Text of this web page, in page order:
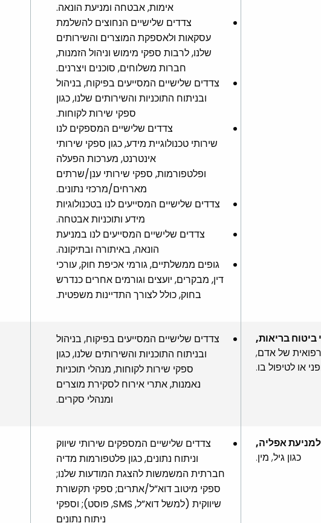
אימות, אבטחה ומניעת הונאה.
צדדים שלישיים הנחוצים להשלמת
עסקאות ולאספקת המוצרים והשירותים
שלנו, לרבות ספקי מימוש וניהול הזמנות,
חברות משלוחים, סוכנים ויצרנים.
צדדים שלישיים המסייעים בפיקוח, בניהול
ובניתוח התוכניות והשירותים שלנו, כגון
ספקי שירות לקוחות.
צדדים שלישיים המספקים לנו
שירותי טכנולוגיית מידע, כגון ספקי שירותי
אינטרנט, מערכות הפעלה
ופלטפורמות, ספקי שירותי ענן/שרתים
מארחים/מרכזי נתונים.
צדדים שלישיים המסייעים לנו בטכנולוגיות
מידע ותוכניות אבטחה.
צדדים שלישיים המסייעים לנו במניעת
הונאה, באיתורה ובתיקונה.
גופים ממשלתיים, גורמי אכיפת חוק, עורכי
דין, מבקרים, יועצים וגורמים אחרים כנדרש
בחוק, כולל לצורך התדיינות משפטית.
ביטוח בריאות,
של אדם,
או לטיפול בו.
צדדים שלישיים המסייעים בפיקוח, בניהול
ובניתוח התוכניות והשירותים שלנו, כגון
ספקי שירות לקוחות, מנהלי תוכניות
נאמנות, אתרי אירוח לסקירת מוצרים
ומנהלי סקרים.
אפליה,
כגון גיל, מין.
צדדים שלישיים המספקים שירותי שיווק
וניתוח נתונים, כגון פלטפורמות מדיה
חברתית המשמשות להצגת המודעות שלנו;
ספקי מיטוב דוא”ל/אתרים; ספקי תקשורת
שיווקית (למשל דוא”ל, SMS, פוסט); וספקי
ניתוח נתונים